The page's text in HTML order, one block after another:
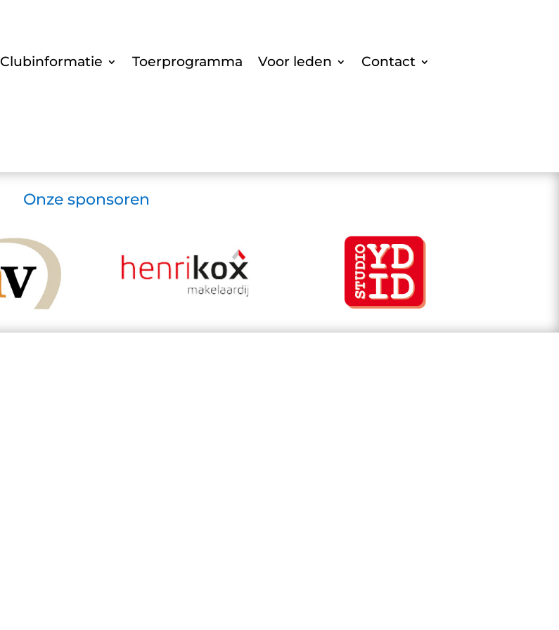
Clubinformatie Toerprogramma Voor leden Contact
Onze sponsoren